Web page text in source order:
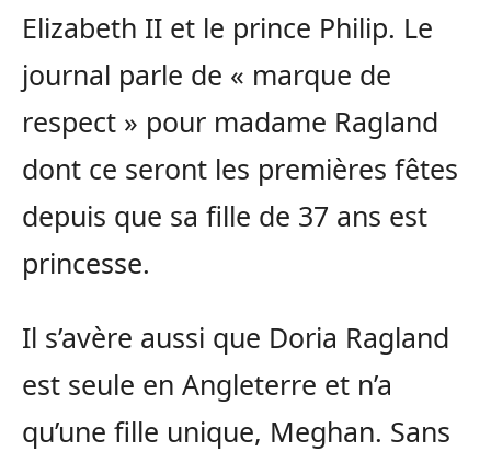
Elizabeth II et le prince Philip. Le
journal parle de « marque de
respect » pour madame Ragland
dont ce seront les premières fêtes
depuis que sa fille de 37 ans est
princesse.
Il s’avère aussi que Doria Ragland
est seule en Angleterre et n’a
qu’une fille unique, Meghan. Sans